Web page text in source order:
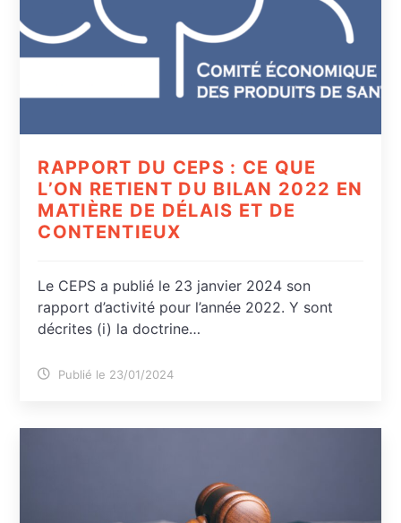
RAPPORT DU CEPS : CE QUE
L’ON RETIENT DU BILAN 2022 EN
MATIÈRE DE DÉLAIS ET DE
CONTENTIEUX
Le CEPS a publié le 23 janvier 2024 son
rapport d’activité pour l’année 2022. Y sont
décrites (i) la doctrine…
Publié le 23/01/2024